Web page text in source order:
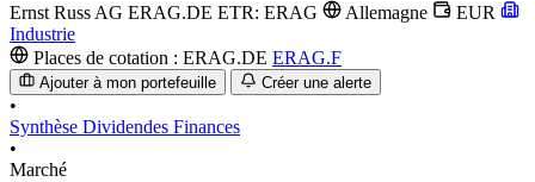
Ernst Russ AG ERAG.DE ETR: ERAG Allemagne
EUR
Industrie
Places de cotation : ERAG.DE ERAG.F
Ajouter à mon portefeuille Créer une alerte
•
Synthèse Dividendes Finances
•
Marché